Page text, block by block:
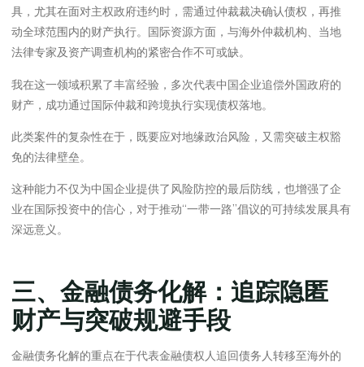
具，尤其在面对主权政府违约时，需通过仲裁裁决确认债权，再推
动全球范围内的财产执行。国际资源方面，与海外仲裁机构、当地
法律专家及资产调查机构的紧密合作不可或缺。
我在这一领域积累了丰富经验，多次代表中国企业追偿外国政府的
财产，成功通过国际仲裁和跨境执行实现债权落地。
此类案件的复杂性在于，既要应对地缘政治风险，又需突破主权豁
免的法律壁垒。
这种能力不仅为中国企业提供了风险防控的最后防线，也增强了企
业在国际投资中的信心，对于推动“一带一路”倡议的可持续发展具有
深远意义。
三、金融债务化解：追踪隐匿
财产与突破规避手段
金融债务化解的重点在于代表金融债权人追回债务人转移至海外的